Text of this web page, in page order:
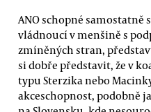
ANO schopné samostatně
vládnoucí v menšině s
zmíněných stran,
si dobře představit, že v
typu Sterzika nebo
akceschopnost, podobně